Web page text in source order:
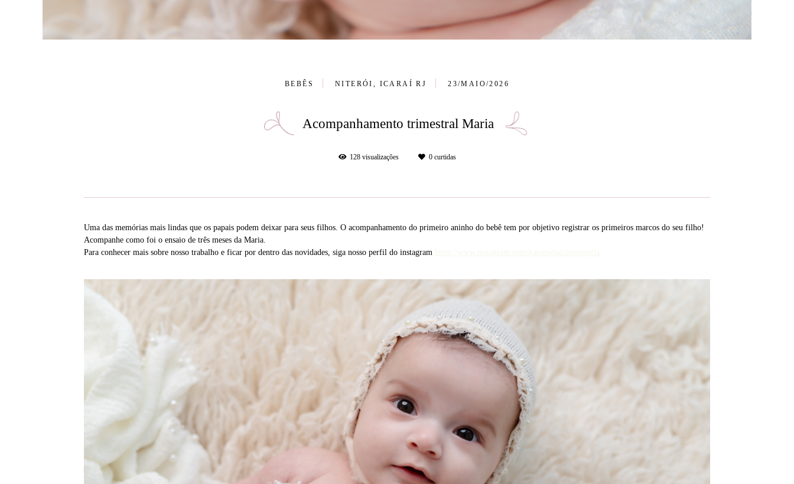
BEBÊS NITERÓI, ICARAÍ RJ 23/MAIO/2026
Acompanhamento trimestral Maria
128visualizações 0curtidas
Uma das memórias mais lindas que os papais podem deixar para seus filhos. O acompanhamento do primeiro aninho do bebê tem por objetivo registrar os primeiros marcos do seu filho!
Acompanhe como foi o ensaio de três meses da Maria.
Para conhecer mais sobre nosso trabalho e ficar por dentro das novidades, siga nosso perfil do instagram